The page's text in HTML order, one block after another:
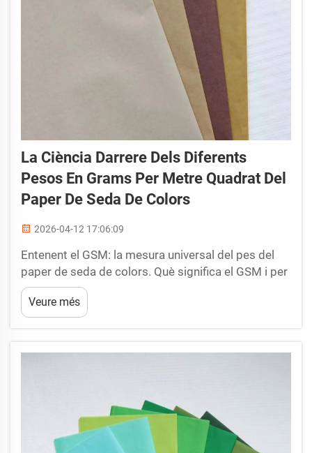
La Ciència Darrere Dels Diferents
Pesos En Grams Per Metre Quadrat Del
Paper De Seda De Colors
2026-04-12 17:06:09
Entenent el GSM: la mesura universal del pes del
paper de seda de colors. Què significa el GSM i per
què és essencial per aconseguir un color i un
rendiment constants. GSM significa grams per
metre quadrat, una unitat que descriu
Veure més